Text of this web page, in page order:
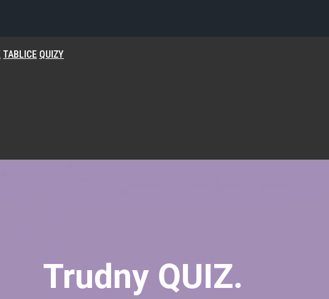
TABLICE QUIZY
Trudny QUIZ.